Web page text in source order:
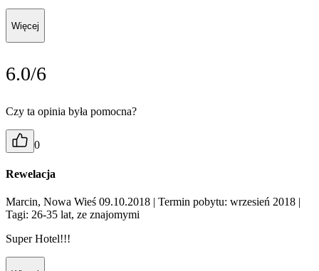
Więcej
6.0/6
Czy ta opinia była pomocna?
0
Rewelacja
Marcin, Nowa Wieś 09.10.2018 | Termin pobytu: wrzesień 2018
Tagi: 26-35 lat, ze znajomymi
Super Hotel!!!